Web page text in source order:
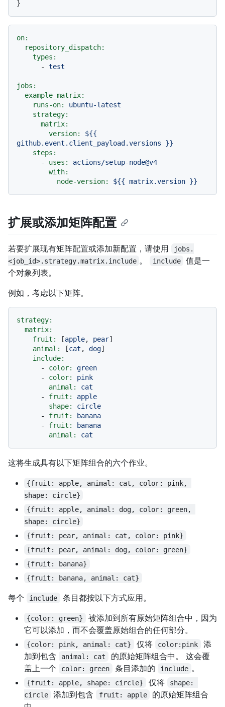
}
on:
repository_dispatch:
types:
-
test
jobs:
example_matrix:
runs-on:
ubuntu-latest
strategy:
matrix:
version:
${{
github.event.client_payload.versions
}}
steps:
-
uses:
actions/setup-node@v4
with:
node-version:
${{ matrix.version }}
扩展或添加矩阵配置
若要扩展现有矩阵配置或添加新配置，请使用
jobs.
<job_id>.strategy.matrix.include 。 include
值是一
个对象列表。
例如，考虑以下矩阵。
strategy:
matrix:
fruit:
[apple, pear]
animal:
[cat , dog]
include:
-
color:
green
-
color:
pink
animal:
cat
-
fruit:
apple
shape:
circle
-
fruit:
banana
-
fruit:
banana
animal:
cat
这将生成具有以下矩阵组合的六个作业。
{fruit: apple, animal: cat, color: pink,
shape: circle}
{fruit: apple, animal: dog, color: green,
shape: circle}
{fruit: pear, animal: cat, color: pink}
{fruit: pear, animal: dog, color: green}
{fruit: banana}
{fruit: banana, animal: cat}
每个 include 条目都按以下方式应用。
{color: green}
被添加到所有原始矩阵组合中，因为
它可以添加，而不会覆盖原始组合的任何部分。
{color: pink, animal: cat} 仅将 color:pink
添
加到包含
animal: cat
的原始矩阵组合中。 这会覆
盖上一个
color: green 条目添加的 include 。
{fruit: apple, shape: circle} 仅将
shape:
circle
添加到包含 fruit: apple
的原始矩阵组合